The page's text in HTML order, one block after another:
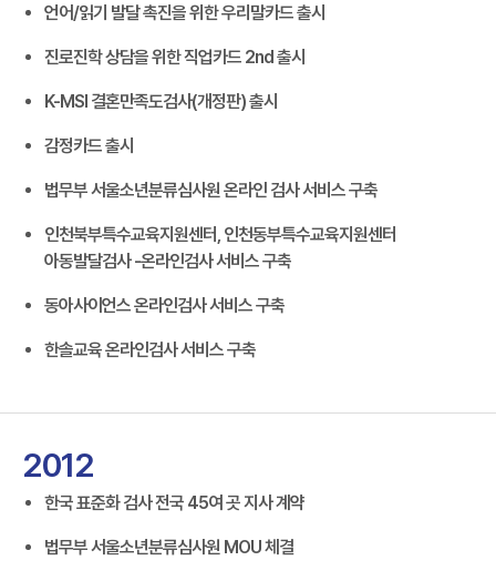
언어/읽기 발달 촉진을 위한 우리말카드 출시
진로진학 상담을 위한 직업카드 2nd 출시
K-MSI 결혼만족도검사(개정판) 출시
감정카드 출시
법무부 서울소년분류심사원 온라인 검사 서비스 구축
인천북부특수교육지원센터, 인천동부특수교육지원센터
아동발달검사 -온라인검사 서비스 구축
동아사이언스 온라인검사 서비스 구축
한솔교육 온라인검사 서비스 구축
2012
한국 표준화 검사 전국 45여 곳 지사 계약
법무부 서울소년분류심사원 MOU 체결